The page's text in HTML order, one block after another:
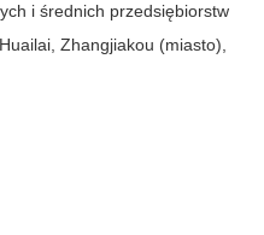
i średnich przedsiębiorstw
Zhangjiakou (miasto),